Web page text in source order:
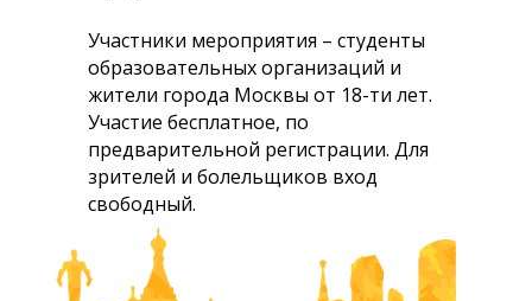
Участники мероприятия – студенты
образовательных организаций и
жители города Москвы от 18-ти лет.
Участие бесплатное, по
предварительной регистрации. Для
зрителей и болельщиков вход
свободный.